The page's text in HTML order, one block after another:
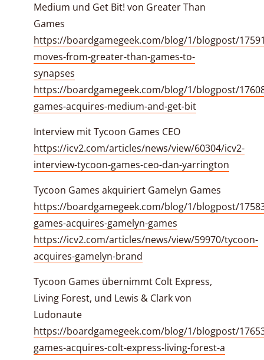
Medium und Get Bit! von Greater Than
Games
https://boardgamegeek.com/blog/1/blogpost/
moves-from-greater-than-games-to-
synapses
https://boardgamegeek.com/blog/1/blogpost/
games-acquires-medium-and-get-bit
Interview mit Tycoon Games CEO
https://icv2.com/articles/news/view/60304/icv2-
interview-tycoon-games-ceo-dan-yarrington
Tycoon Games akquiriert Gamelyn Games
https://boardgamegeek.com/blog/1/blogpost/
games-acquires-gamelyn-games
https://icv2.com/articles/news/view/59970/tycoon-
acquires-gamelyn-brand
Tycoon Games übernimmt Colt Express,
Living Forest, und Lewis & Clark von
Ludonaute
https://boardgamegeek.com/blog/1/blogpost/
games-acquires-colt-express-living-forest-a